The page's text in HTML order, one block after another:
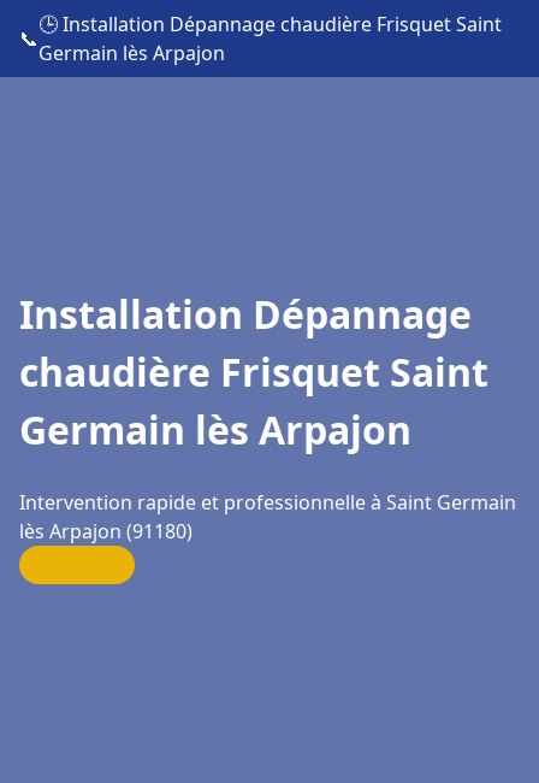
📞
🕒 Installation Dépannage chaudière Frisquet Saint
Germain lès Arpajon
Installation Dépannage
chaudière Frisquet Saint
Germain lès Arpajon
Intervention rapide et professionnelle à Saint Germain
lès Arpajon (91180)